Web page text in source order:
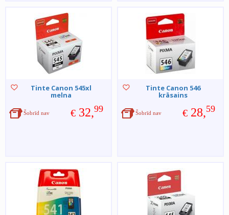
Tinte Canon 545xl
melna
€ 32,99
Šobrīd nav
Tinte Canon 546
krāsains
€ 28,59
Šobrīd nav